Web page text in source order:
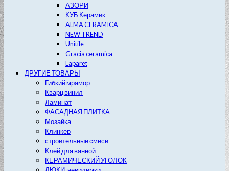
АЗОРИ
КУБ Керамик
ALMA CERAMICA
NEW TREND
Unitile
Gracia ceramica
Laparet
ДРУГИЕ ТОВАРЫ
Гибкий мрамор
Кварц винил
Ламинат
ФАСАДНАЯ ПЛИТКА
Мозайка
Клинкер
строительные смеси
Клей для ванной
КЕРАМИЧЕСКИЙ УГОЛОК